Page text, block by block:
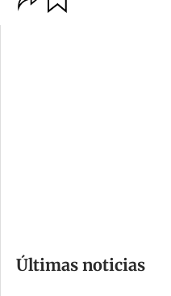
p
m
Últimas noticias